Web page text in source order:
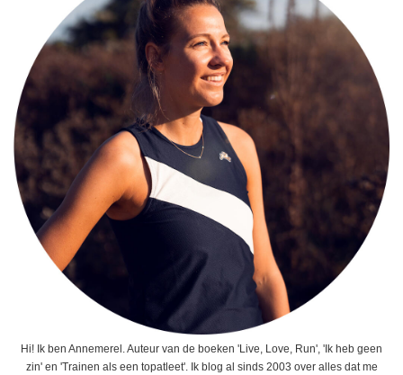
Hi! Ik ben Annemerel. Auteur van de boeken 'Live, Love, Run', 'Ik heb geen
zin' en 'Trainen als een topatleet'. Ik blog al sinds 2003 over alles dat me